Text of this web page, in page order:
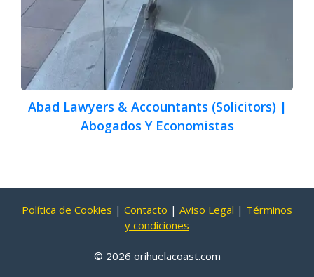
Abad Lawyers & Accountants (Solicitors) |
Abogados Y Economistas
Política de Cookies | Contacto | Aviso Legal | Términos
y condiciones
© 2026 orihuelacoast.com